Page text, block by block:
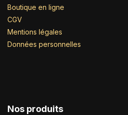
Boutique en ligne
CGV
Mentions légales
Données personnelles
Nos produits